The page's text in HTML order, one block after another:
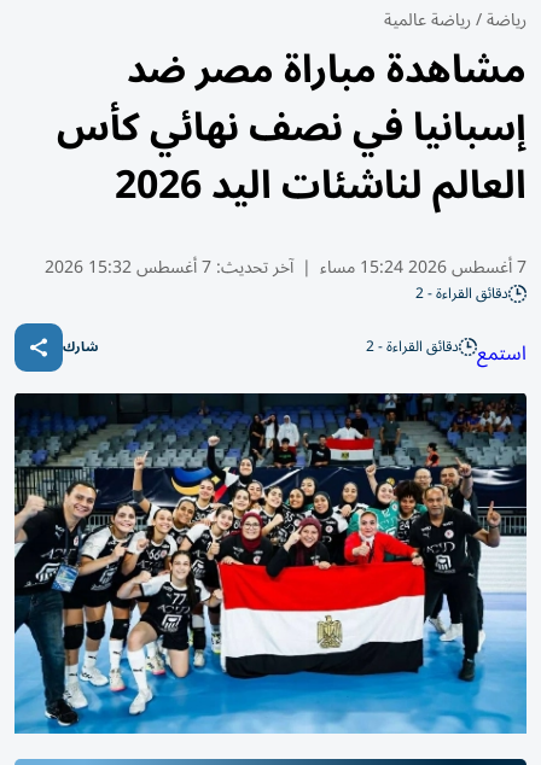
رياضة/رياضة عالمية
مشاهدة مباراة مصر ضد
إسبانيا في نصف نهائي كأس
العالم لناشئات اليد 2026
7 أغسطس 2026 15:24 مساء | آخر تحديث:7 أغسطس 15:32 2026
دقائق القراءة - 2
استمع دقائق القراءة - 2 شارك